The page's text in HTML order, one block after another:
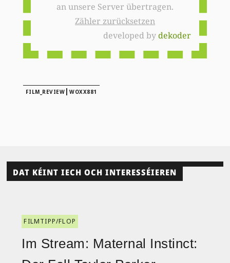
an unsere Server übertragen.
Zähler zurücksetzen
developed bydekoder
FILM_REVIEW |WOXX881
DAT KÉINT IECH OCH INTERESSÉIEREN
FILMTIPP/FLOP
Im Stream: Maternal Instinct: